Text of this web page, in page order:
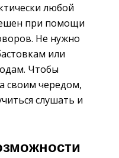
любой
при помощи
Не нужно
или
Чтобы
своим чередом,
слушать и